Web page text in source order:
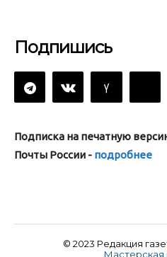
Подпишись
Подписка на печатную
Почты России - подробнее
© 2023 Редакция
Мастерская